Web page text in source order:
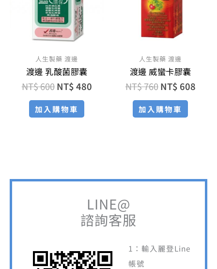
人生製藥 渡邊
渡邊 乳酸菌膠囊
NT$600
NT$ 600。
NT$480
加入購物車
人生製藥 渡邊
渡邊 威蠻卡膠囊
NT$760
NT$ 760。
NT$ 608
加入購物車
LINE@
諮詢客服
1：輸入麗登Line
帳號